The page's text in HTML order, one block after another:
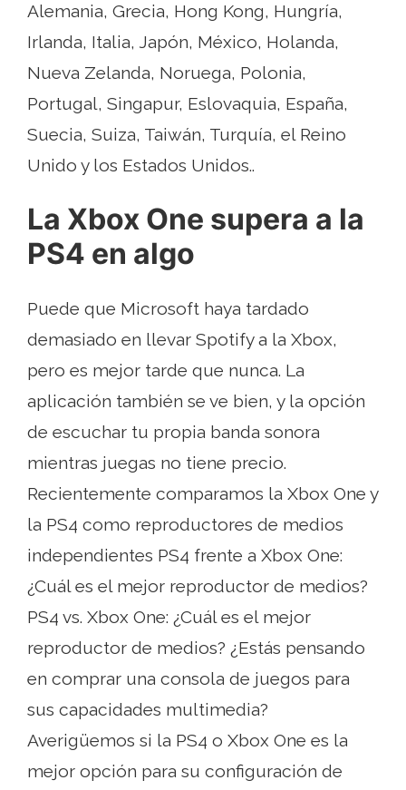
Alemania, Grecia, Hong Kong, Hungría,
Irlanda, Italia, Japón, México, Holanda,
Nueva Zelanda, Noruega, Polonia,
Portugal, Singapur, Eslovaquia, España,
Suecia, Suiza, Taiwán, Turquía, el Reino
Unido y los Estados Unidos..
La Xbox One supera a la
PS4 en algo
Puede que Microsoft haya tardado
demasiado en llevar Spotify a la Xbox,
pero es mejor tarde que nunca. La
aplicación también se ve bien, y la opción
de escuchar tu propia banda sonora
mientras juegas no tiene precio.
Recientemente comparamos la Xbox One y
la PS4 como reproductores de medios
independientes PS4 frente a Xbox One:
¿Cuál es el mejor reproductor de medios?
PS4 vs. Xbox One: ¿Cuál es el mejor
reproductor de medios? ¿Estás pensando
en comprar una consola de juegos para
sus capacidades multimedia?
Averigüemos si la PS4 o Xbox One es la
mejor opción para su configuración de